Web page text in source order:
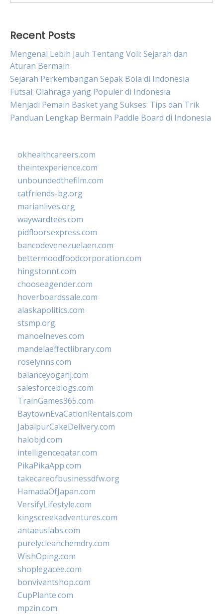
for:
Recent Posts
Mengenal Lebih Jauh Tentang Voli: Sejarah dan
Aturan Bermain
Sejarah Perkembangan Sepak Bola di Indonesia
Futsal: Olahraga yang Populer di Indonesia
Menjadi Pemain Basket yang Sukses: Tips dan Trik
Panduan Lengkap Bermain Paddle Board di Indonesia
okhealthcareers.com
theintexperience.com
unboundedthefilm.com
catfriends-bg.org
marianlives.org
waywardtees.com
pidfloorsexpress.com
bancodevenezuelaen.com
bettermoodfoodcorporation.com
hingstonnt.com
chooseagender.com
hoverboardssale.com
alaskapolitics.com
stsmp.org
manoelneves.com
mandelaeffectlibrary.com
roselynns.com
balanceyoganj.com
salesforceblogs.com
TrainGames365.com
BaytownEvaCationRentals.com
JabalpurCakeDelivery.com
halobjd.com
intelligenceqatar.com
PikaPikaApp.com
takecareofbusinessdfw.org
HamadaOfJapan.com
VersifyLifestyle.com
kingscreekadventures.com
antaeuslabs.com
purelycleanchemdry.com
WishOping.com
shoplegacee.com
bonvivantshop.com
CupPlante.com
mpzin.com